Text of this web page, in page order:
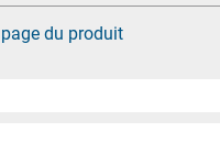
du produit